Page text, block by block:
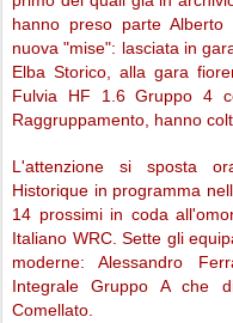
hanno preso parte
nuova "mise": lasciata in
Elba Storico, alla gara
Fulvia HF 1.6 Gruppo 4
Raggruppamento, hanno
L'attenzione si sposta
Historique in programma
14 prossimi in coda
Italiano WRC. Sette gli
moderne: Alessandro
Integrale Gruppo A che
Comellato.